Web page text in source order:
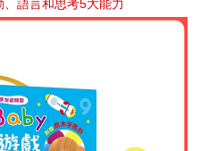
語言和思考5大能力